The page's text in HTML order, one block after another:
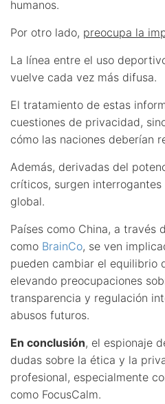
humanos.
Por otro lado, preocupa la
La línea entre el uso
vuelve cada vez más difusa.
El tratamiento de estas
cuestiones de privacidad,
cómo las naciones deberían
Además, derivadas del
críticos, surgen
global.
Países como China, a través
como BrainCo, se ven
pueden cambiar el equilibrio
elevando preocupaciones
transparencia y regulación
abusos futuros.
En conclusión, el espionaje
dudas sobre la ética y la
profesional, especialmente
como FocusCalm.